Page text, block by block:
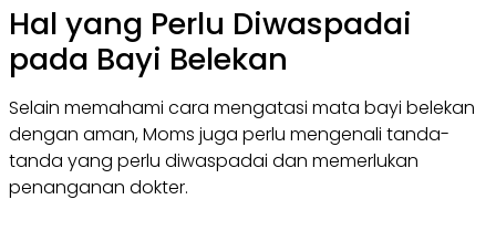
Hal yang Perlu Diwaspadai
pada Bayi Belekan
Selain memahami cara mengatasi mata bayi belekan
dengan aman, Moms juga perlu mengenali tanda-
tanda yang perlu diwaspadai dan memerlukan
penanganan dokter.